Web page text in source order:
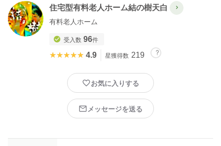
住宅型有料老人ホーム結の樹天白
有料老人ホーム
受入数 96件
★★★★★
★★★★★ 4.9 星獲得数 219
お気に入りする
メッセージを送る